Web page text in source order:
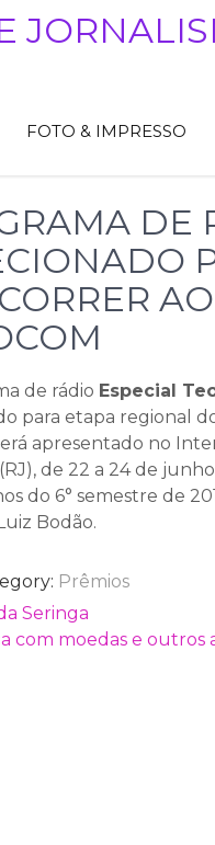
FOTO & IMPRESSO
DE
de rádio Especial
para etapa regional
apresentado no
de 22 a 24 de
do 6° semestre de
Bodão.
Prêmios
Seringa
moedas e outros